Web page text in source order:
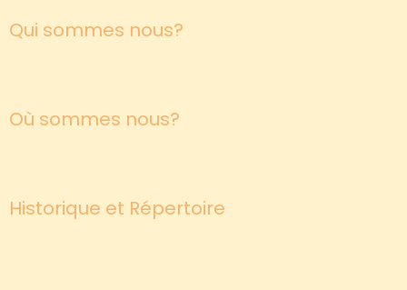
Qui sommes nous?
Où sommes nous?
Historique et Répertoire